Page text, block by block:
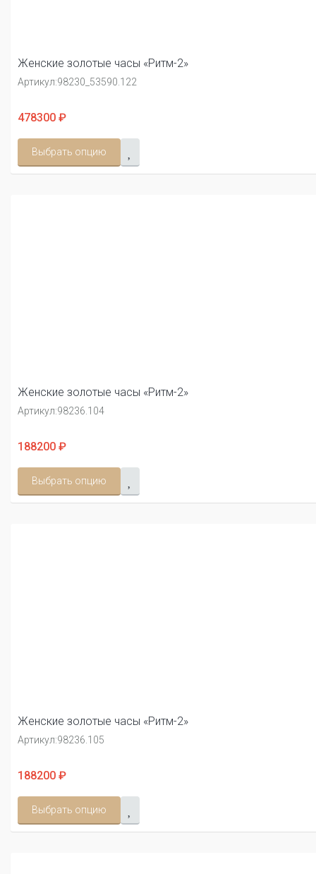
Женские золотые часы «Ритм-2»
Артикул:98230_53590.122
478300 ₽
Выбрать опцию
Женские золотые часы «Ритм-2»
Артикул:98236.104
188200 ₽
Выбрать опцию
Женские золотые часы «Ритм-2»
Артикул:98236.105
188200 ₽
Выбрать опцию